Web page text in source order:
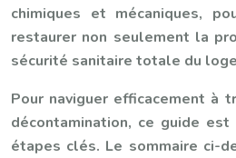
chimiques et mécaniques,
restaurer non seulement la
sécurité sanitaire totale du
Pour naviguer efficacement à
décontamination, ce guide
étapes clés. Le sommaire ci-